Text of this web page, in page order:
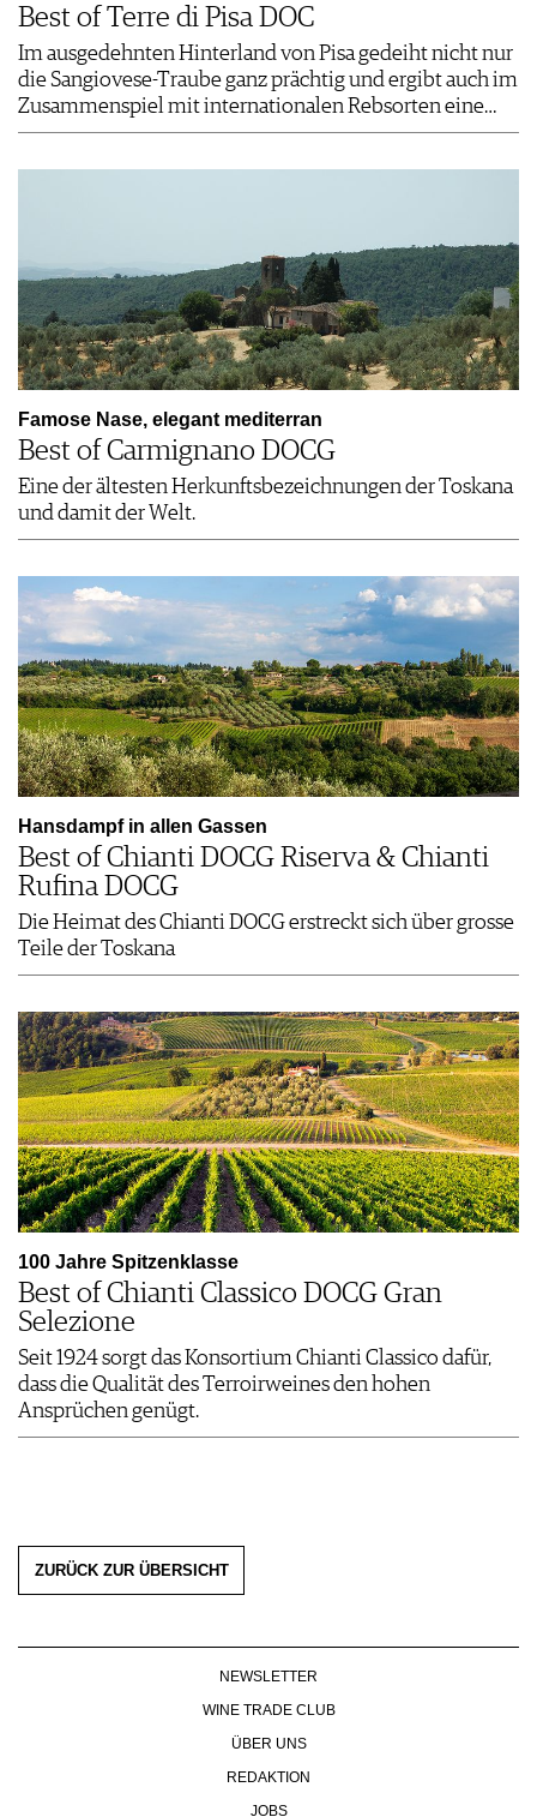
Best of Terre di Pisa DOC
Im ausgedehnten Hinterland von Pisa gedeiht nicht nur
die Sangiovese-Traube ganz prächtig und ergibt auch im
Zusammenspiel mit internationalen Rebsorten eine…
Famose Nase, elegant mediterran
Best of Carmignano DOCG
Eine der ältesten Herkunftsbezeichnungen der Toskana
und damit der Welt.
Hansdampf in allen Gassen
Best of Chianti DOCG Riserva & Chianti
Rufina DOCG
Die Heimat des Chianti DOCG erstreckt sich über grosse
Teile der Toskana
100 Jahre Spitzenklasse
Best of Chianti Classico DOCG Gran
Selezione
Seit 1924 sorgt das Konsortium Chianti Classico dafür,
dass die Qualität des Terroir­weines den hohen
Ansprüchen genügt.
ZURÜCK ZUR ÜBERSICHT
NEWSLETTER
WINE TRADE CLUB
ÜBER UNS
REDAKTION
JOBS